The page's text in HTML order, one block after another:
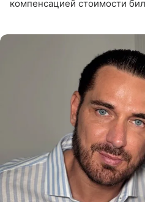
компенсацией стоимости